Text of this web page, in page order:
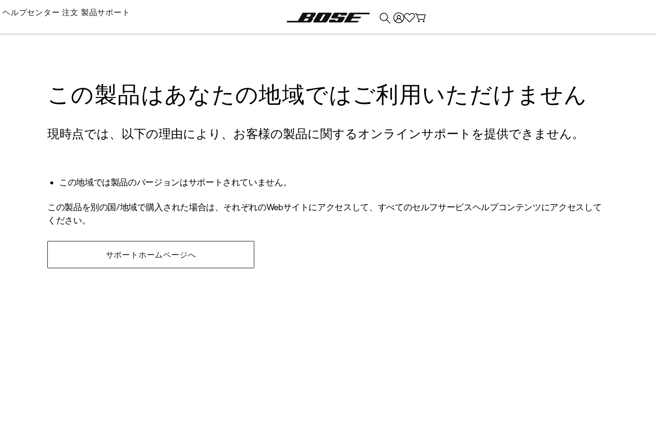
Skip
Main
ヘルプセンター 注文 製品サポート
この製品はあなたの地域ではご利用いただけません
現時点では、以下の理由により、お客様の製品に関するオンラインサポートを提供できません。
この地域では製品のバージョンはサポートされていません。
この製品を別の国/地域で購入された場合は、それぞれのWebサイトにアクセスして、すべてのセルフサービスヘルプコンテンツにアクセスして
ください。
サポートホームページへ